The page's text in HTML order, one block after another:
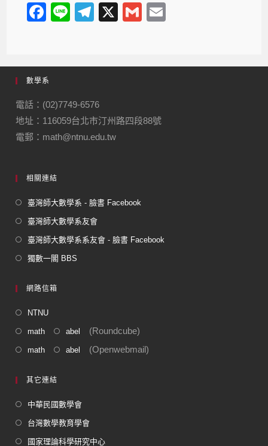
F
e
b
o
o
k
Li
T
gr
m
X
G
數學系
電話：(02)7749-6576
地址：116059台北市汀州路四段88號
電郵：math@ntnu.edu.tw
相關連結
臺灣師大數學系 - 臉書 Facebook
臺灣師大數學系友會
臺灣師大數學系系友會 - 臉書 Facebook
獨數一閣 BBS
網路信箱
NTNU
math abel (Roundcube)
math abel (Openwebmail)
其它連結
中華民國數學會
台灣數學教育學會
國家理論科學研究中心